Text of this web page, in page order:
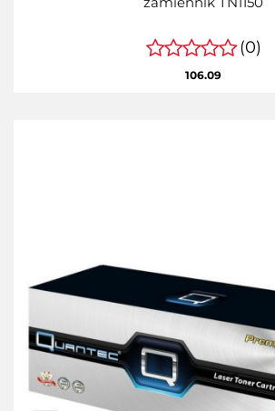
(0)
106.09